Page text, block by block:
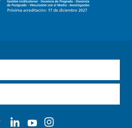
LinkedInYouTubeInstagram